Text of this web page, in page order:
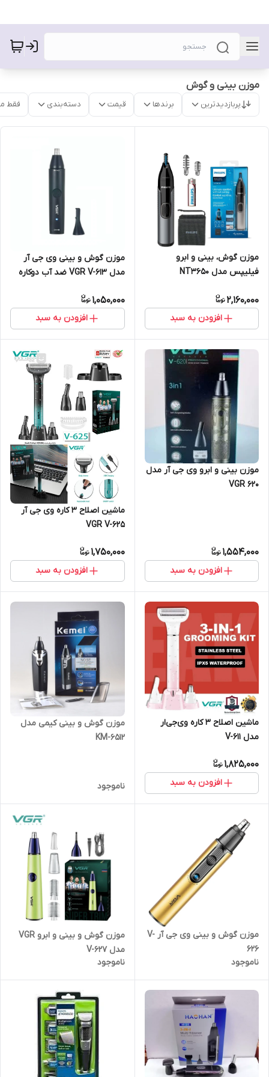
موزن بینی و گوش
پربازدیدترین برندها قیمت دسته‌بندی فقط
موزن گوش، بینی و ابرو
فیلیپس مدل NT3650
2,160,000
افزودن به سبد
موزن گوش و بینی وی جی آر
مدل VGR V-613 ضد آب دوکاره
1,050,000
افزودن به سبد
موزن بینی و ابرو وی جی آر مدل
VGR 620
1,554,000
افزودن به سبد
ماشین اصلاح ۳ کاره وی جی آر
VGR V-625
1,750,000
افزودن به سبد
ماشین اصلاح 3 کاره وی‌جی‌ار
مدل V-611
1,825,000
افزودن به سبد
موزن گوش و بینی کیمی مدل
KM-6512
ناموجود
موزن گوش و بینی وی جی آر V-
626
ناموجود
موزن گوش و بینی و ابرو VGR
مدل V-627
ناموجود